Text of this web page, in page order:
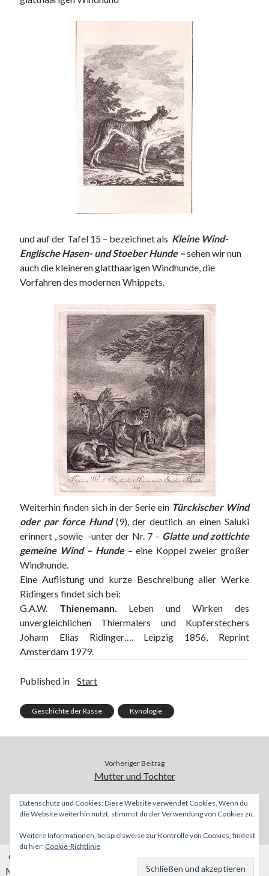
und auf der Tafel 15 – bezeichnet als Kleine Wind-
Englische Hasen- und Stoeber Hunde –sehen wir nun
auch die kleineren glatthaarigen Windhunde, die
Vorfahren des modernen Whippets.
Weiterhin finden sich in der Serie ein Türckischer Wind
oder par force Hund (9), der deutlich an einen Saluki
erinnert , sowie -unter der Nr. 7 – Glatte und zottichte
gemeine Wind – Hunde– eine Koppel zweier großer
Windhunde.
Eine Auflistung und kurze Beschreibung aller Werke
Ridingers findet sich bei:
G.A.W. Thienemann. Leben und Wirken des
unvergleichlichen Thiermalers und Kupferstechers
Johann Elias Ridinger…. Leipzig 1856, Reprint
Amsterdam 1979.
Published in Start
Geschichte der Rasse Kynologie
Vorheriger Beitrag
Mutter und Tochter
Nächster Beitrag
Kann man einen Windhund pfänden????
Datenschutz und Cookies: Diese Website verwendet Cookies. Wenn du
die Website weiterhin nutzt, stimmst du der Verwendung von Cookies zu.
Weitere Informationen, beispielsweise zur Kontrolle von Cookies, findest
du hier: Cookie-Richtlinie
Cookies erleichtern die Bereitstellung unserer Dienste.
Mit der Nutzung unserer Dienste erklären Sie sich damit